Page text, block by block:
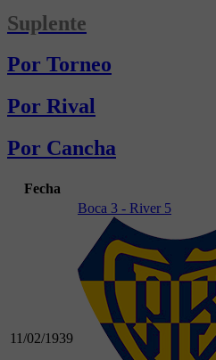
Suplente
Por Torneo
Por Rival
Por Cancha
Fecha
11/02/1939
Boca 3 - River 5